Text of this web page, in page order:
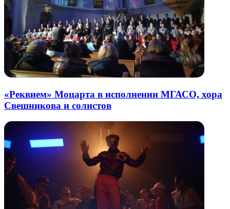
«Реквием» Моцарта в исполнении МГАСО, хора
Свешникова и солистов